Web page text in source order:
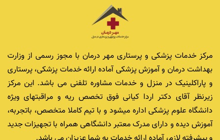
مرکز خدمات پزشکی و پرستاری مهر درمان با مجوز رسمی از وزارت
بهداشت درمان و آموزش پزشکی آماده ارائه خدمات پزشکی، پرستاری
و پاراکلینیک در منزل و خدمات مشاوره تلفنی می باشد. این مرکز
زیرنظر آقای دکتر اردا کیانی فوق تخصص ریه و مراقبتهای ویژه
دانشگاه علوم پزشکی اداره میشود و با تیم کاملا متخصص، باتجربه،
آموزش دیده و دارای مدرک معتبر دانشگاهی همراه با تجهیزات جدید